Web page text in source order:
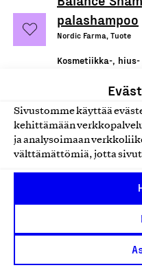
Sivustomme käyttää
kehittämään
ja analysoimaan
välttämättömiä, jotta
palashampoo
Nordic Farma, Tuote
Kosmetiikka-,
Balance
hoitoainepala
Nordic Farma, Tuote
Kosmetiikka-,
Lip Balm